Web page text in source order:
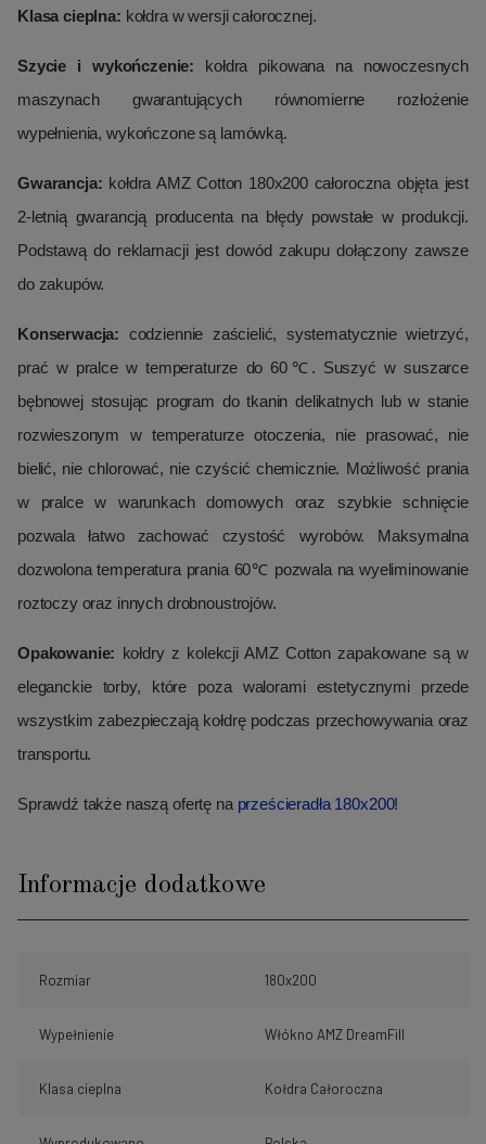
Klasa cieplna: kołdra w wersji całorocznej.
Szycie i wykończenie: kołdra pikowana na nowoczesnych
maszynach gwarantujących równomierne rozłożenie
wypełnienia, wykończone są lamówką.
Gwarancja: kołdra AMZ Cotton 180x200 całoroczna objęta jest
2-letnią gwarancją producenta na błędy powstałe w produkcji.
Podstawą do reklamacji jest dowód zakupu dołączony zawsze
do zakupów.
Konserwacja: codziennie zaścielić, systematycznie wietrzyć,
prać w pralce w temperaturze do 60℃. Suszyć w suszarce
bębnowej stosując program do tkanin delikatnych lub w stanie
rozwieszonym w temperaturze otoczenia, nie prasować, nie
bielić, nie chlorować, nie czyścić chemicznie. Możliwość prania
w pralce w warunkach domowych oraz szybkie schnięcie
pozwala łatwo zachować czystość wyrobów. Maksymalna
dozwolona temperatura prania 60℃ pozwala na wyeliminowanie
roztoczy oraz innych drobnoustrojów.
Opakowanie: kołdry z kolekcji AMZ Cotton zapakowane są w
eleganckie torby, które poza walorami estetycznymi przede
wszystkim zabezpieczają kołdrę podczas przechowywania oraz
transportu.
Sprawdź także naszą ofertę na prześcieradła 180x200!
Informacje dodatkowe
Rozmiar 180x200
Wypełnienie Włókno AMZ DreamFill
Klasa cieplna Kołdra Całoroczna